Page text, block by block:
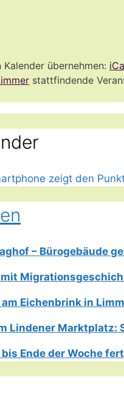
übernehmen:
stattfindende
– Bürogebäude
Eichenbrink in
Lindener
Ende der Woche